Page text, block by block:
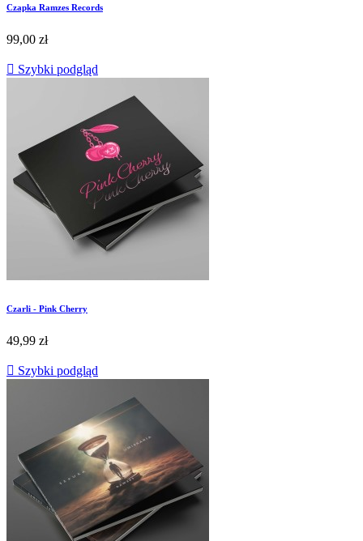
Czapka Ramzes Records
99,00 zł
 Szybki podgląd
Czarli - Pink Cherry
49,99 zł
 Szybki podgląd